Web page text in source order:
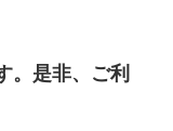
。是非、ご利